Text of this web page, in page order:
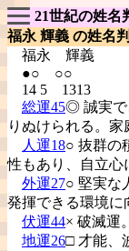
21世紀の姓名
福永 輝義 の姓名
福永 輝義
●○ ○○
14 5 1313
総運45◎ 誠実で
りぬけられる。家
人運18○ 抜群の
性もあり、自立心
外運27○ 堅実な
発揮できる環境に
伏運44× 破滅運
地運26□ 才能、